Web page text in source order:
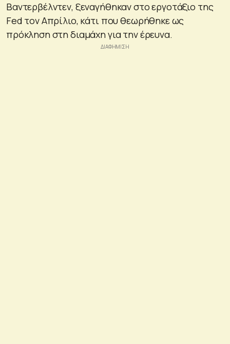
Βαντερβέλντεν, ξεναγήθηκαν στο εργοτάξιο της
Fed τον Απρίλιο, κάτι που θεωρήθηκε ως
πρόκληση στη διαμάχη για την έρευνα.